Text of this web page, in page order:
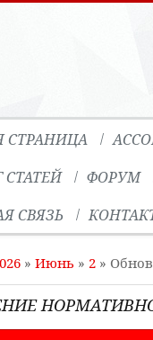
СТРАНИЦА
СТАТЕЙ
ФОРУМ
СВЯЗЬ
» Июнь » 2 »